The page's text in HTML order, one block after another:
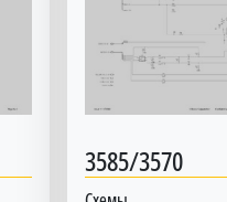
3585/3570